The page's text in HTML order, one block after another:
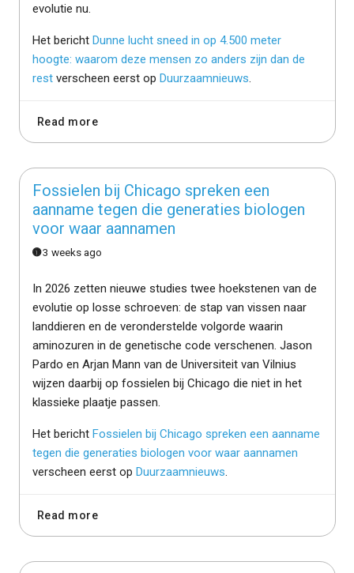
evolutie nu.
Het bericht Dunne lucht sneed in op 4.500 meter
hoogte: waarom deze mensen zo anders zijn dan de
restverscheen eerst op Duurzaamnieuws
Read more
Fossielen bij Chicago spreken een
aanname tegen die generaties biologen
voor waar aannamen
3 weeks ago
In 2026 zetten nieuwe studies twee hoekstenen van de
evolutie op losse schroeven: de stap van vissen naar
landdieren en de veronderstelde volgorde waarin
aminozuren in de genetische code verschenen. Jason
Pardo en Arjan Mann van de Universiteit van Vilnius
wijzen daarbij op fossielen bij Chicago die niet in het
klassieke plaatje passen.
Het bericht Fossielen bij Chicago spreken een aanname
tegen die generaties biologen voor waar aannamen
verscheen eerst op Duurzaamnieuws
Read more